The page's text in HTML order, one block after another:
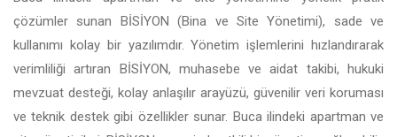
çözümler sunan BİSİYON (Bina ve Site Yönetimi), sade ve
kullanımı kolay bir yazılımdır. Yönetim işlemlerini hızlandırarak
verimliliği artıran BİSİYON, muhasebe ve aidat takibi, hukuki
mevzuat desteği, kolay anlaşılır arayüzü, güvenilir veri koruması
ve teknik destek gibi özellikler sunar. Buca ilindeki apartman ve